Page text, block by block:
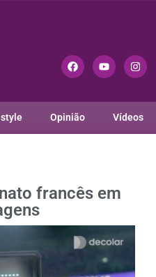
Opinião Vídeos
francês em